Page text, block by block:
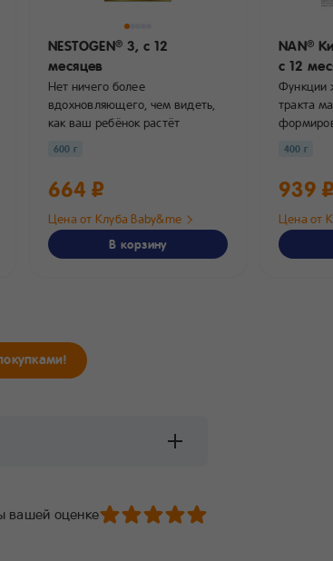
NESTOGEN® 3,с 12
месяцев
Нет ничего более
вдохновляющего, чем видеть,
как ваш ребёнок растёт
600 г
664 ₽
Цена от Клуба Baby&me
В корзину
NAN®
с 12
Функции
тракта
400 г
939 ₽
Цена от
вашей оценке